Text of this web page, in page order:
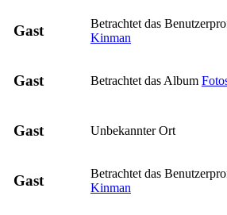
Gast
Betrachtet das
Kinman
Gast Betrachtet das Album
Gast Unbekannter Ort
Gast
Betrachtet das
Kinman